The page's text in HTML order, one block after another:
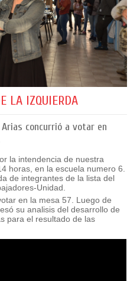
LA IZQUIERDA
Arias concurrió a votar en
la intendencia de nuestra
horas, en la escuela numero 6.
de integrantes de la lista del
Unidad.
en la mesa 57. Luego de
su analisis del desarrollo de
para el resultado de las